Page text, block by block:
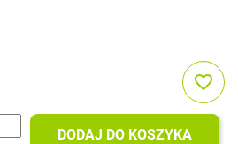
DODAJ DO KOSZYKA
favorite_border